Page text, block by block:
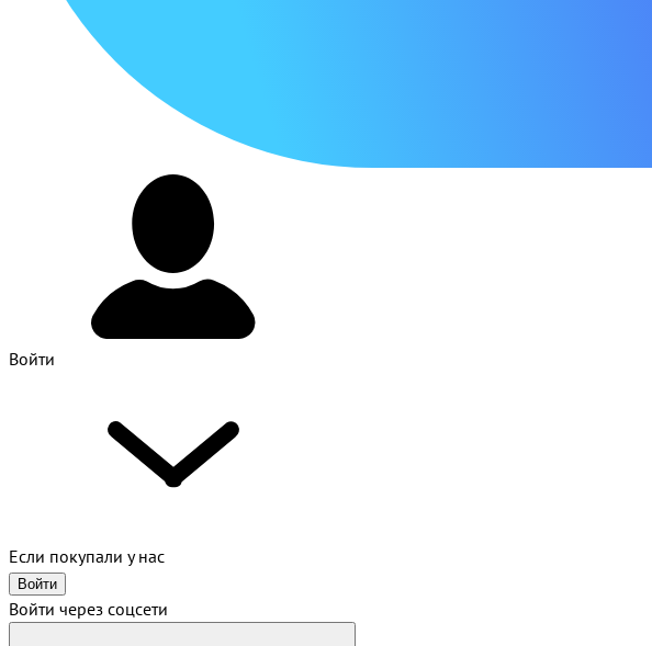
Войти
Если покупали у нас
Войти
Войти через соцсети